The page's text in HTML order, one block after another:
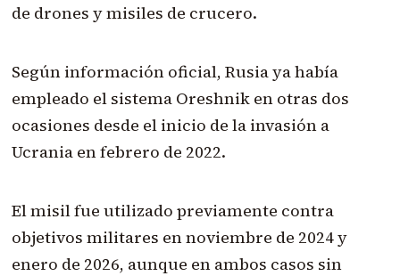
de drones y misiles de crucero.
Según información oficial, Rusia ya había
empleado el sistema Oreshnik en otras dos
ocasiones desde el inicio de la invasión a
Ucrania en febrero de 2022.
El misil fue utilizado previamente contra
objetivos militares en noviembre de 2024 y
enero de 2026, aunque en ambos casos sin